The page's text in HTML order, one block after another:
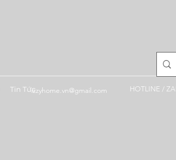
Tin Tứcizzyhome.vn@gmail.com HOTLINE /